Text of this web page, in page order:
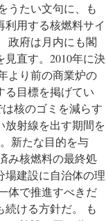
うたい文句に、も
用する核燃料サイ
政府は月内にも閣
直す。2010年に決
より前の商業炉の
る目標を掲げてい
核のゴミを減らす
放射線を出す期間を
新たな目的を与
み核燃料の最終処
場建設に自治体の理
体で推進すべきだ
ける方針だ。 も